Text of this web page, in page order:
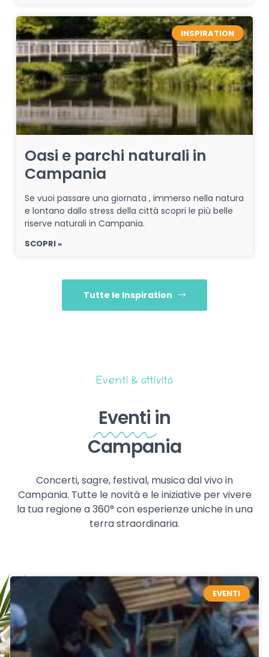
INSPIRATION
Oasi e parchi naturali in
Campania
Se vuoi passare una giornata , immerso nella natura
e lontano dallo stress della città scopri le più belle
riserve naturali in Campania.
SCOPRI »
Tutte le Inspiration
Eventi & attività
Eventi in
Campania
Concerti, sagre, festival, musica dal vivo in
Campania. Tutte le novità e le iniziative per vivere
la tua regione a 360° con esperienze uniche in una
terra straordinaria.
EVENTI